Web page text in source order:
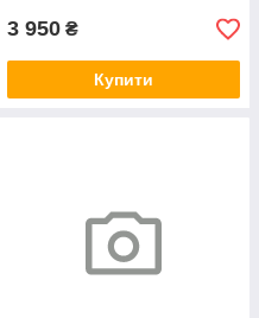
3 950 ₴
Купити